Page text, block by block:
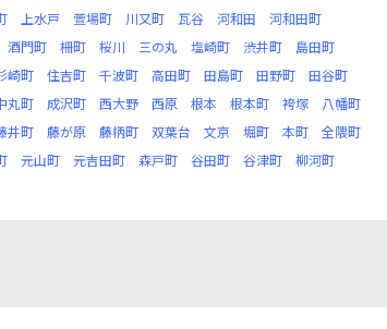
上水戸 萱場町 川又町 瓦谷 河和田
河和田町
酒門町 柵町 桜川 三の丸 塩崎町 渋井町
島田町
崎町 住吉町 千波町 高田町 田島町 田野町
田谷町
丸町 成沢町 西大野 西原 根本 根本町 袴塚
八幡町
井町 藤が原 藤柄町 双葉台 文京 堀町 本町
全隈町
元山町 元吉田町 森戸町 谷田町 谷津町
柳河町